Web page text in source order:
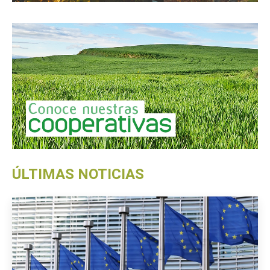
ÚLTIMAS NOTICIAS